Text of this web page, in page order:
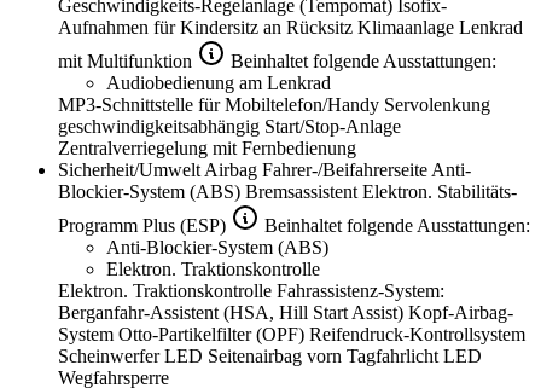
Geschwindigkeits-Regelanlage (Tempomat) Isofix-
Aufnahmen für Kindersitz an Rücksitz Klimaanlage Lenkrad
mit Multifunktion
Beinhaltet folgende Ausstattungen:
Audiobedienung am Lenkrad
MP3-Schnittstelle für Mobiltelefon/Handy Servolenkung
geschwindigkeitsabhängig Start/Stop-Anlage
Zentralverriegelung mit Fernbedienung
Sicherheit/Umwelt Airbag Fahrer-/Beifahrerseite Anti-
Blockier-System (ABS) Bremsassistent Elektron. Stabilitäts-
Programm Plus (ESP)
Beinhaltet folgende Ausstattungen:
Anti-Blockier-System (ABS)
Elektron. Traktionskontrolle
Elektron. Traktionskontrolle Fahrassistenz-System:
Berganfahr-Assistent (HSA, Hill Start Assist) Kopf-Airbag-
System Otto-Partikelfilter (OPF) Reifendruck-Kontrollsystem
Scheinwerfer LED Seitenairbag vorn Tagfahrlicht LED
Wegfahrsperre